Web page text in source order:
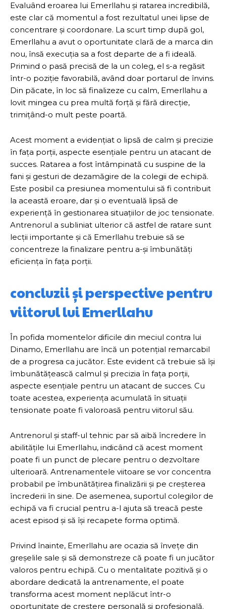
Evaluând eroarea lui Emerllahu și ratarea incredibilă,
este clar că momentul a fost rezultatul unei lipse de
concentrare și coordonare. La scurt timp după gol,
Emerllahu a avut o oportunitate clară de a marca din
nou, însă execuția sa a fost departe de a fi ideală.
Primind o pasă precisă de la un coleg, el s-a regăsit
într-o poziție favorabilă, având doar portarul de învins.
Din păcate, în loc să finalizeze cu calm, Emerllahu a
lovit mingea cu prea multă forță și fără direcție,
trimițând-o mult peste poartă.
Acest moment a evidențiat o lipsă de calm și precizie
în fața porții, aspecte esențiale pentru un atacant de
succes. Ratarea a fost întâmpinată cu suspine de la
fani și gesturi de dezamăgire de la colegii de echipă.
Este posibil ca presiunea momentului să fi contribuit
la această eroare, dar și o eventuală lipsă de
experiență în gestionarea situațiilor de joc tensionate.
Antrenorul a subliniat ulterior că astfel de ratare sunt
lecții importante și că Emerllahu trebuie să se
concentreze la finalizare pentru a-și îmbunătăți
eficiența în fața porții.
concluzii și perspective pentru
viitorul lui Emerllahu
În pofida momentelor dificile din meciul contra lui
Dinamo, Emerllahu are încă un potențial remarcabil
de a progresa ca jucător. Este evident că trebuie să își
îmbunătățească calmul și precizia în fața porții,
aspecte esențiale pentru un atacant de succes. Cu
toate acestea, experiența acumulată în situații
tensionate poate fi valoroasă pentru viitorul său.
Antrenorul și staff-ul tehnic par să aibă încredere în
abilitățile lui Emerllahu, indicând că acest moment
poate fi un punct de plecare pentru o dezvoltare
ulterioară. Antrenamentele viitoare se vor concentra
probabil pe îmbunătățirea finalizării și pe creșterea
încrederii în sine. De asemenea, suportul colegilor de
echipă va fi crucial pentru a-l ajuta să treacă peste
acest episod și să își recapete forma optimă.
Privind înainte, Emerllahu are ocazia să învețe din
greșelile sale și să demonstreze că poate fi un jucător
valoros pentru echipă. Cu o mentalitate pozitivă și o
abordare dedicată la antrenamente, el poate
transforma acest moment neplăcut într-o
oportunitate de creștere personală și profesională.